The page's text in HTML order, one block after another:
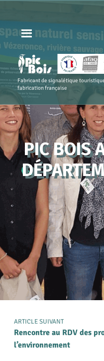
Fabricant de signalétique
fabrication française
ARTICLE SUIVANT
Rencontre au RDV des
l’environnement
PIC BOIS